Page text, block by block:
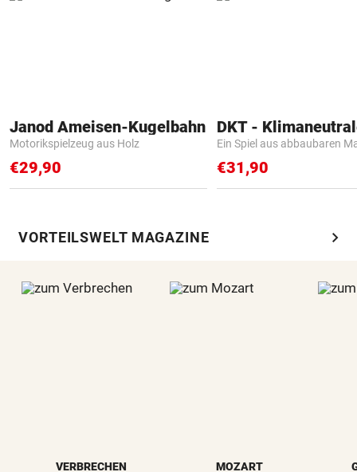
Janod Ameisen-Kugelbahn
Motorikspielzeug aus Holz
€29,90
Ein Spiel aus abbaubaren
€31,90
VORTEILSWELT MAGAZINE chevron_right
VERBRECHEN MOZART